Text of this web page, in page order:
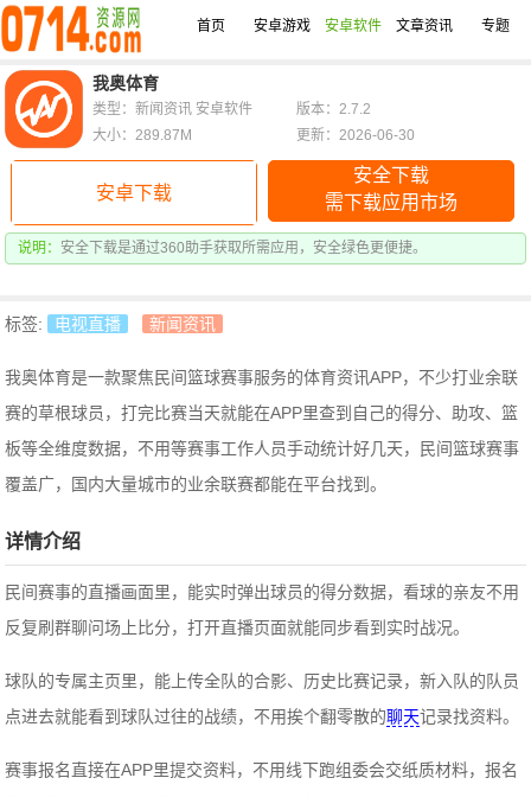
首页 安卓游戏 安卓软件 文章资讯 专题
我奥体育
安卓下载
安全下载
需下载应用市场
说明： 安全下载是通过360助手获取所需应用，安全绿色更便捷。
类型：新闻资讯 安卓软件
版本：2.7.2
大小：289.87M
更新：2026-06-30
标签: 电视直播 新闻资讯
我奥体育是一款聚焦民间篮球赛事服务的体育资讯APP， 不少打业余联
赛的草根球员，打完比赛当天就能在APP里查到自己的得分、助攻、篮
板等全维度数据，不用等赛事工作人员手动统计好几天， 民间篮球赛事
覆盖广，国内大量城市的业余联赛都能在平台找到。
详情介绍
民间赛事的直播画面里，能实时弹出球员的得分数据，看球的亲友不用
反复刷群聊问场上比分，打开直播页面就能同步看到实时战况。
球队的专属主页里，能上传全队的合影、历史比赛记录，新入队的队员
点进去就能看到球队过往的战绩，不用挨个翻零散的聊天记录找资料。
赛事报名直接在APP里提交资料，不用线下跑组委会交纸质材料，报名